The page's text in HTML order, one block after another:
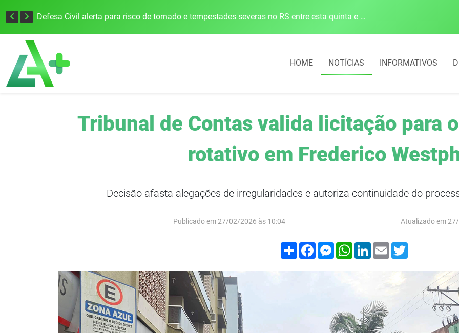
Defesa Civil alerta para risco de tornado e tempestades severas no RS entre esta quinta e sexta-feira
HOME NOTÍCIAS INFORMATIVOS
Tribunal de Contas valida licitação para
rotativo em Frederico
Decisão afasta alegações de irregularidades e autoriza continuidade do
Publicado em 27/02/2026 às 10:04 Atualizado em
Compartilhar
FacebookMessenger
WhatsApp
LinkedIn
Email